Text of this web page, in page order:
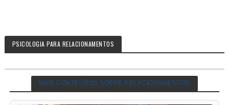
PSICOLOGIA PARA RELACIONAMENTOS
MAIS CONTEÚDOS SOBRE RELACIONAMENTOS